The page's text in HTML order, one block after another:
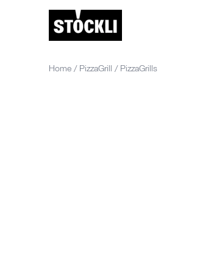
Home / PizzaGrill / PizzaGrills